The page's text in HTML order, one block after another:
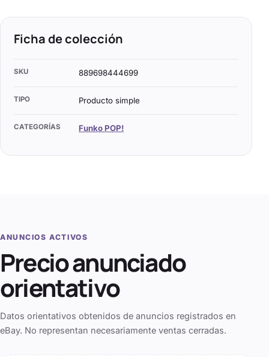
Ficha de colección
SKU 889698444699
TIPO Producto simple
CATEGORÍAS Funko POP!
ANUNCIOS ACTIVOS
Precio anunciado
orientativo
Datos orientativos obtenidos de anuncios registrados en
eBay. No representan necesariamente ventas cerradas.